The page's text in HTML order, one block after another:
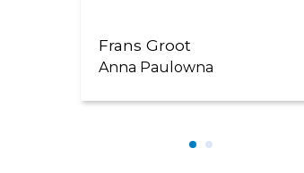
Frans Groot
Anna Paulowna